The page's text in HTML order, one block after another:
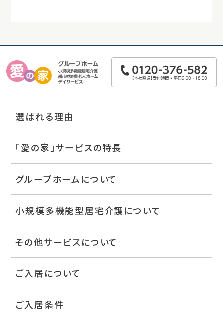
選ばれる理由
「愛の家」サービスの特長
グループホームについて
小規模多機能型居宅介護について
その他サービスについて
ご入居について
ご入居条件